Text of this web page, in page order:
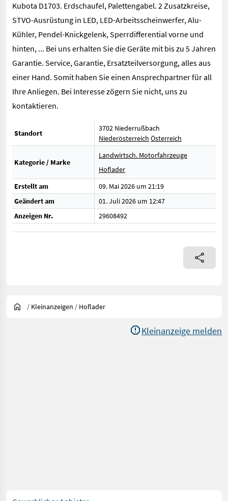
Kubota D1703. Erdschaufel, Palettengabel. 2 Zusatzkreise,
STVO-Ausrüstung in LED, LED-Arbeitsscheinwerfer, Alu-
Kühler, Pendel-Knickgelenk, Sperrdifferential vorne und
hinten, ... Bei uns erhalten Sie die Geräte mit bis zu 5 Jahren
Garantie. Service, Garantie, Ersatzteilversorgung, alles aus
einer Hand. Somit haben Sie einen Ansprechpartner für all
Ihre Anliegen. Bei Interesse zögern Sie nicht, uns zu
kontaktieren.
Standort
3702 Niederrußbach
Niederösterreich Österreich
Kategorie / Marke
Landwirtsch. Motorfahrzeuge
Hoflader
Erstellt am
09. Mai 2026 um 21:19
Geändert am
01. Juli 2026 um 12:47
Anzeigen Nr.
29608492
/ Kleinanzeigen / Hoflader
Kleinanzeige melden